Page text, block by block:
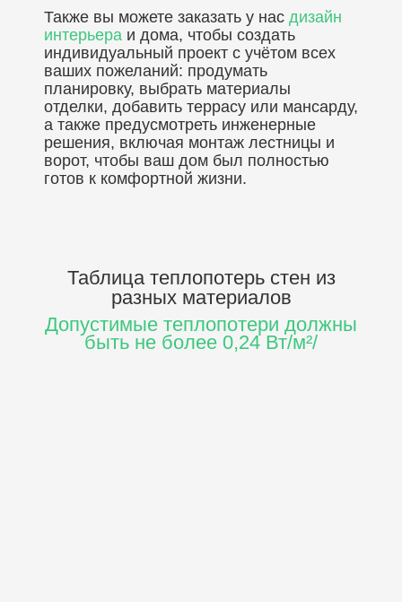
Также вы можете заказать у нас дизайн
интерьера и дома, чтобы создать
индивидуальный проект с учётом всех
ваших пожеланий: продумать
планировку, выбрать материалы
отделки, добавить террасу или мансарду,
а также предусмотреть инженерные
решения, включая монтаж лестницы и
ворот, чтобы ваш дом был полностью
готов к комфортной жизни.
Таблица теплопотерь стен из
разных материалов
Допустимые теплопотери должны
быть не более 0,24 Вт/м²/